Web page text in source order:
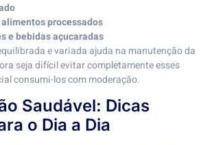
processados
e bebidas açucaradas
e variada ajuda na manutenção da
seja difícil evitar completamente esses
consumi-los com moderação.
Saudável: Dicas
o Dia a Dia